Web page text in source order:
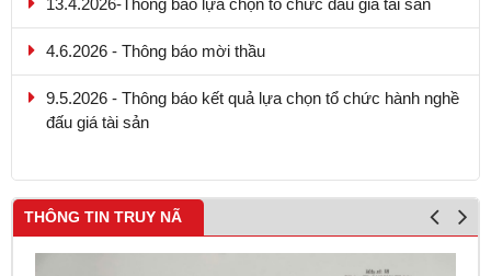
4.6.2026 - Thông báo mời thầu
9.5.2026 - Thông báo kết quả lựa chọn tổ chức hành nghề
đấu giá tài sản
THÔNG TIN TRUY NÃ